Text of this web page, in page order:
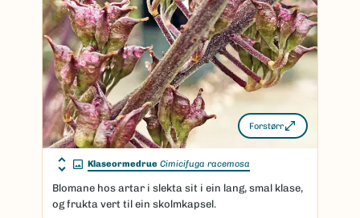
Forstørr
Klaseormedrue Cimicifuga racemosa
Blomane hos artar i slekta sit i ein lang, smal klase,
og frukta vert til ein skolmkapsel.